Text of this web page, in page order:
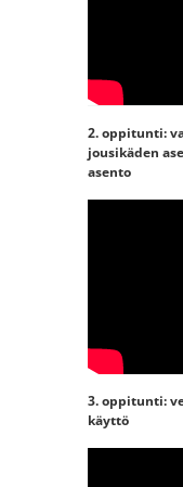
2. oppitunti:
jousikäden
asento
3. oppitunti:
käyttö